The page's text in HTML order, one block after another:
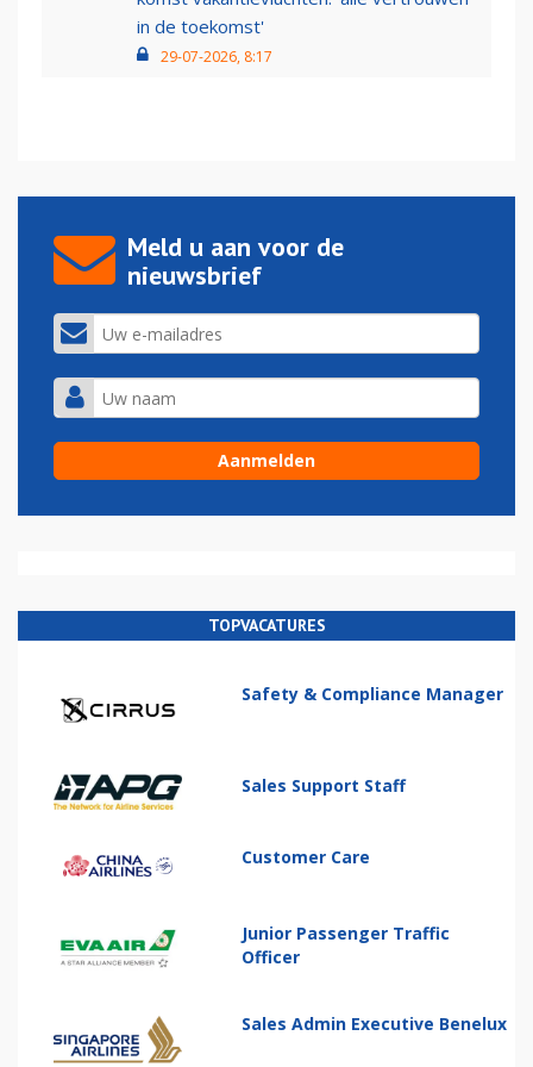
in de toekomst'
29-07-2026, 8:17
Meld u aan voor de
nieuwsbrief
TOPVACATURES
Safety & Compliance Manager
Sales Support Staff
Customer Care
Junior Passenger Traffic
Officer
Sales Admin Executive Benelux